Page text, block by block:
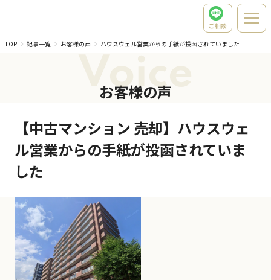
ご相談
TOP
記事一覧 お客様の声 ハウスウェル営業からの手紙が投函されていました
Voice
お客様の声
【中古マンション 売却】ハウスウェ
ル営業からの手紙が投函されていま
した